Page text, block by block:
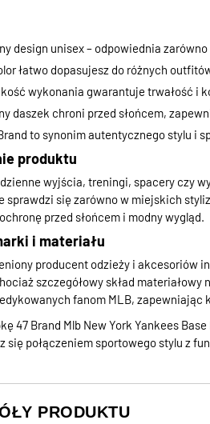
design unisex – odpowiednia
łatwo dopasujesz do różnych
wykonania gwarantuje trwałość i
daszek chroni przed słońcem,
to synonim autentycznego stylu i
produktu
wyjścia, treningi, spacery czy
sprawdzi się zarówno w miejskich
przed słońcem i modny wygląd.
i materiału
producent odzieży i akcesoriów
szczegółowy skład
fanom MLB, zapewniając
47 Brand Mlb New York Yankees
się połączeniem sportowego stylu z
PRODUKTU